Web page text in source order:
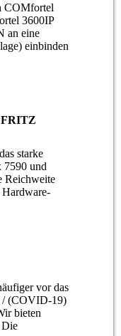
COMfortel
3600IP
an eine
einbinden
FRITZ
starke
7590 und
Reichweite
vor das
/ (COVID-19)
bieten
Die